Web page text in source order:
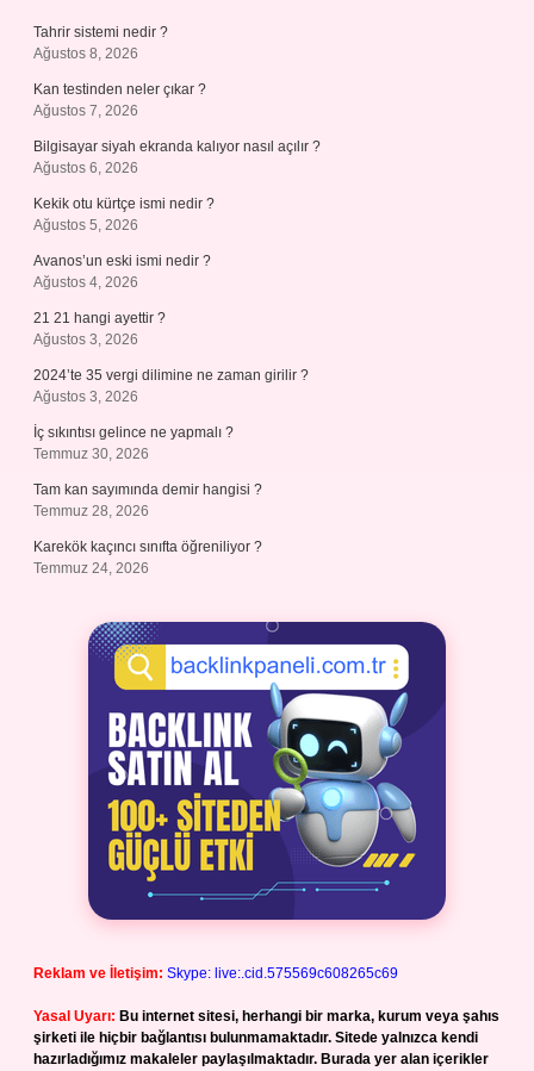
Tahrir sistemi nedir ?
Ağustos 8, 2026
Kan testinden neler çıkar ?
Ağustos 7, 2026
Bilgisayar siyah ekranda kalıyor nasıl açılır ?
Ağustos 6, 2026
Kekik otu kürtçe ismi nedir ?
Ağustos 5, 2026
Avanos’un eski ismi nedir ?
Ağustos 4, 2026
21 21 hangi ayettir ?
Ağustos 3, 2026
2024’te 35 vergi dilimine ne zaman girilir ?
Ağustos 3, 2026
İç sıkıntısı gelince ne yapmalı ?
Temmuz 30, 2026
Tam kan sayımında demir hangisi ?
Temmuz 28, 2026
Karekök kaçıncı sınıfta öğreniliyor ?
Temmuz 24, 2026
Reklam ve İletişim: Skype: live:.cid.575569c608265c69
Yasal Uyarı: Bu internet sitesi, herhangi bir marka, kurum veya şahıs
şirketi ile hiçbir bağlantısı bulunmamaktadır. Sitede yalnızca kendi
hazırladığımız makaleler paylaşılmaktadır. Burada yer alan içerikler